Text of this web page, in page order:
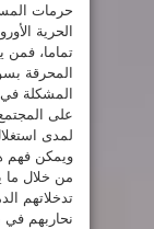
حرمات
الحرية
تماما، فمن
المحرقة
المشكلة
على
لمدى
ويمكن فهم
من خلال ما
تدخلاتهم
نحاربهم في